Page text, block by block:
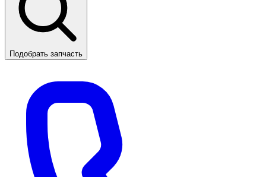
Подобрать запчасть